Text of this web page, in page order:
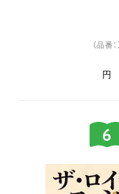
（品番：
円